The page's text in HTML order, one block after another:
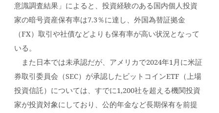
意識調査結果」によると、投資経験のある国内個人投資
家の暗号資産保有率は7.3％に達し、外国為替証拠金
（FX）取引や社債などよりも保有率が高い状況となって
いる。
また日本では未承認だが、アメリカで2024年1月に米証
券取引委員会（SEC）が承認したビットコインETF（上場
投資信託）については、すでに1,200社を超える機関投資
家が投資対象にしており、公的年金など長期保有を前提